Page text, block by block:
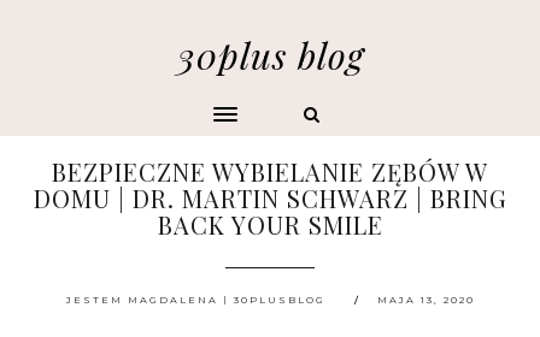
30plus blog
BEZPIECZNE WYBIELANIE ZĘBÓW W
DOMU | DR. MARTIN SCHWARZ | BRING
BACK YOUR SMILE
JESTEM MAGDALENA | 30PLUSBLOG MAJA 13, 2020